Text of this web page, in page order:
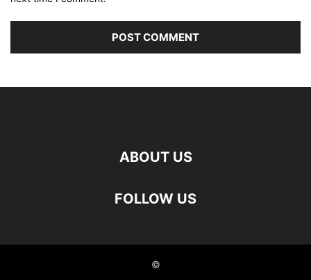
ABOUT US
FOLLOW US
©